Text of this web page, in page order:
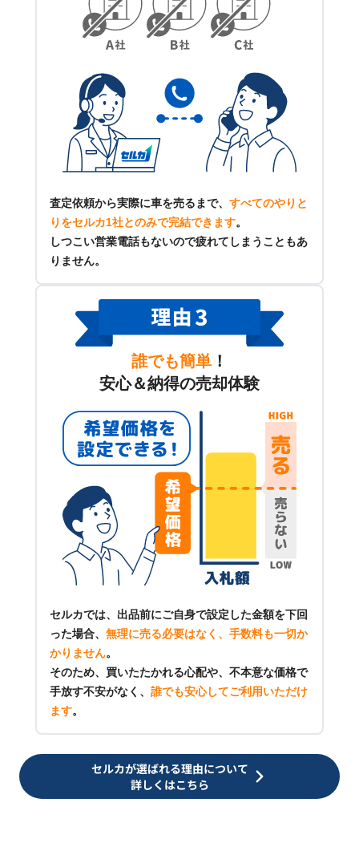
査定依頼から実際に車を売るまで、 すべてのやりと
りをセルカ1社とのみで完結できます。
しつこい営業電話もないので疲れてしまうこともあ
りません。
誰でも簡単 ！
安心＆納得の売却体験
セルカでは、出品前にご自身で設定した金額を下回
った場合、 無理に売る必要はなく、手数料も一切か
かりません。
そのため、買いたたかれる心配や、不本意な価格で
手放す不安がなく、 誰でも安心してご利用いただけ
ます。
セルカが選ばれる理由について
詳しくはこちら